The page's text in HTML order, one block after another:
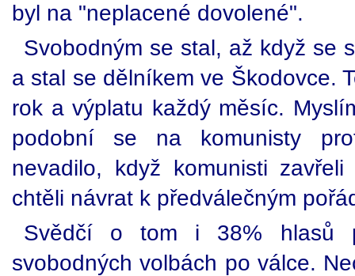
byl na "neplacené dovolené".
Svobodným se stal, až když se
a stal se dělníkem ve Škodovce.
rok a výplatu každý měsíc.
podobní se na komunisty
nevadilo, když komunisti
chtěli návrat k předválečným
Svědčí o tom i 38% hlasů
svobodných volbách po válce.